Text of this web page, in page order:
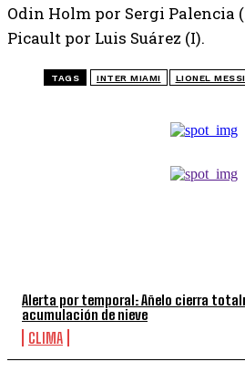
Alerta por temporal: Añelo cierra
acumulación de nieve
CLIMA
Odin Holm por Sergi Palencia
Picault por Luis Suárez (I).
TAGS INTER MIAMI LIONEL MESSI